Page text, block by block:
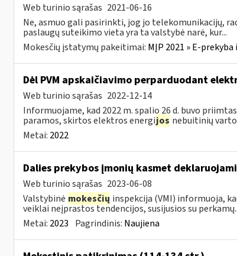
Web turinio sąrašas 2021-06-16
Ne, asmuo gali pasirinkti, jog jo telekomunikacijų,
paslaugų suteikimo vieta yra ta valstybė narė, kur...
Mokesčių įstatymų pakeitimai: MĮP 2021 » E-prekyba
Dėl PVM apskaičiavimo perparduodant
Web turinio sąrašas 2022-12-14
Informuojame, kad 2022 m. spalio 26 d. buvo
paramos, skirtos elektros energijos nebuitinių
Metai: 2022
Dalies prekybos įmonių kasmet
Web turinio sąrašas 2023-06-08
Valstybinė mokesčių inspekcija (VMI) informuoja,
veiklai neįprastos tendencijos, susijusios su
Metai: 2023 Pagrindinis: Naujiena